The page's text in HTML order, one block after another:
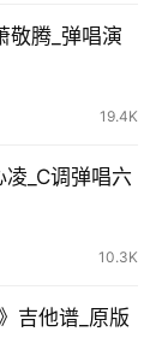
敬腾_弹唱演
19.4K
_C调弹唱六
10.3K
吉他谱_原版